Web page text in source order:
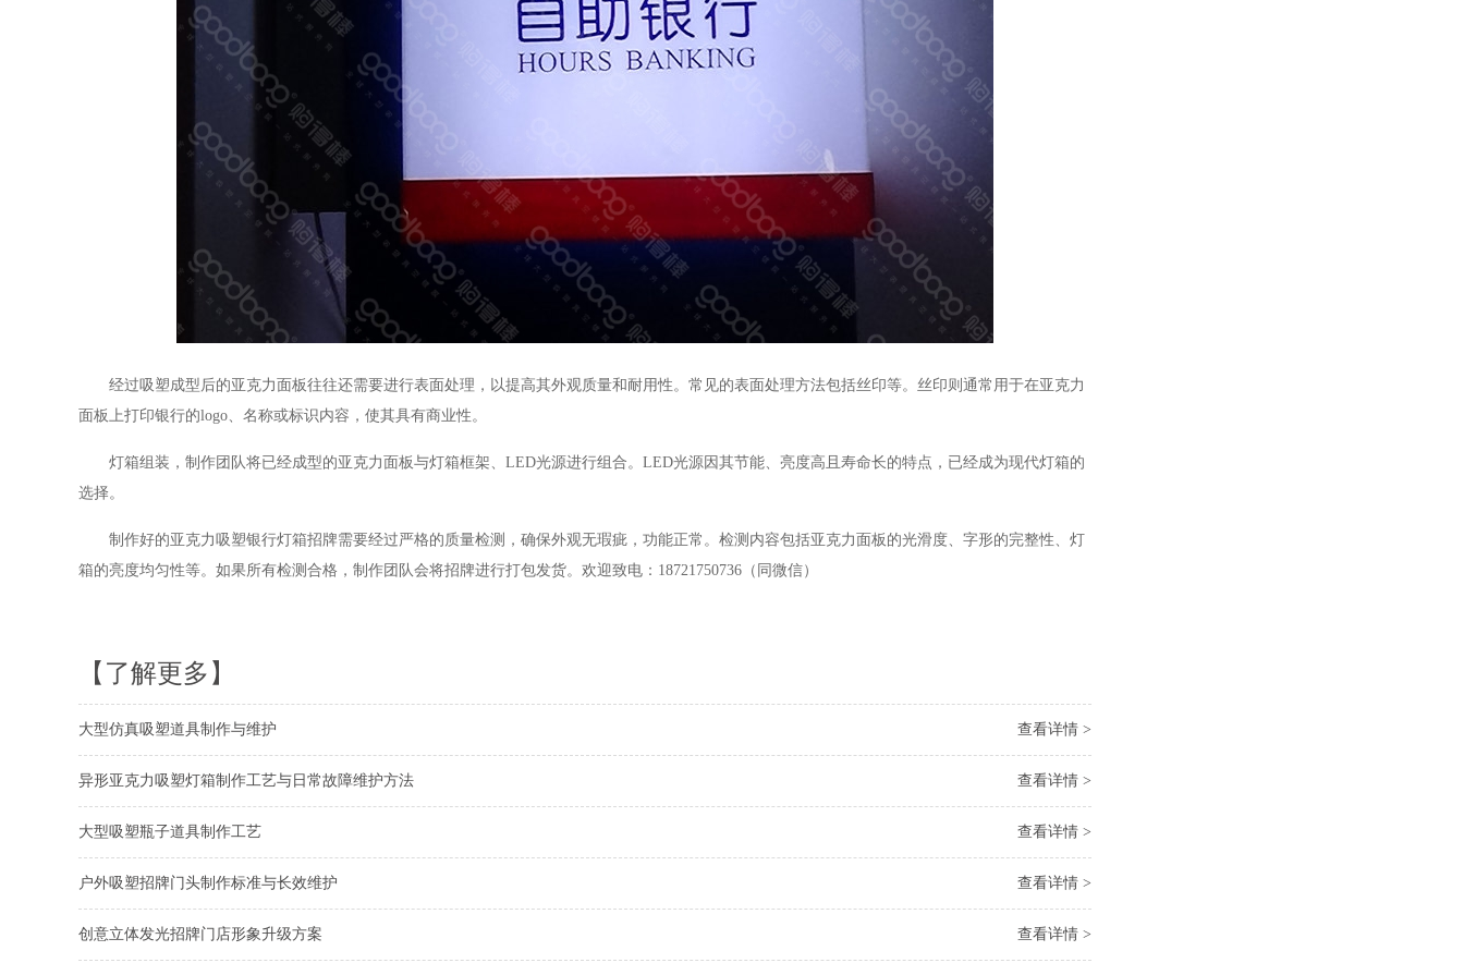
经过吸塑成型后的亚克力面板往往还需要进行表面处理，以提高其外观质量和耐用性。常见的表面处理方法包括丝印等。丝印则通常用于在亚克力
面板上打印银行的logo、名称或标识内容，使其具有商业性。
灯箱组装，制作团队将已经成型的亚克力面板与灯箱框架、LED光源进行组合。LED光源因其节能、亮度高且寿命长的特点，已经成为现代灯箱的
选择。
制作好的亚克力吸塑银行灯箱招牌需要经过严格的质量检测，确保外观无瑕疵，功能正常。检测内容包括亚克力面板的光滑度、字形的完整性、灯
箱的亮度均匀性等。如果所有检测合格，制作团队会将招牌进行打包发货。欢迎致电：18721750736（同微信）
【了解更多】
查看详情 >
大型仿真吸塑道具制作与维护
查看详情 >
异形亚克力吸塑灯箱制作工艺与日常故障维护方法
查看详情 >
大型吸塑瓶子道具制作工艺
查看详情 >
户外吸塑招牌门头制作标准与长效维护
查看详情 >
创意立体发光招牌门店形象升级方案